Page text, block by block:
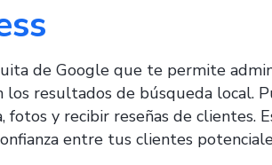
de Google que te permite
resultados de búsqueda local.
y recibir reseñas de clientes.
entre tus clientes